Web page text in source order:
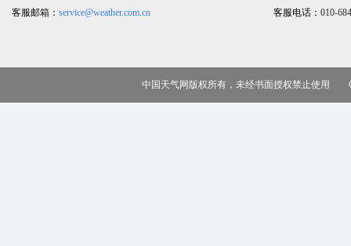
客服邮箱： service@weather.com.cn 客服电话： 010-
中国天气网版权所有，未经书面授权禁止使用